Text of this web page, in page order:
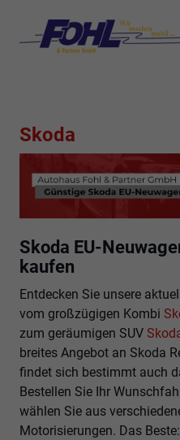
Skoda
Skoda EU-
kaufen
Entdecken Sie unsere
vom großzügigen Kombi
zum geräumigen SUV
breites Angebot an Skoda
findet sich bestimmt auch
Bestellen Sie Ihr
wählen Sie aus
Motorisierungen. Das